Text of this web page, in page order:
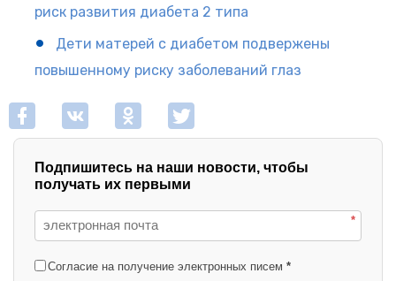
риск развития диабета 2 типа
Дети матерей с диабетом подвержены
повышенному риску заболеваний глаз
Подпишитесь на наши новости, чтобы
получать их первыми
*
Согласие на получение электронных писем *